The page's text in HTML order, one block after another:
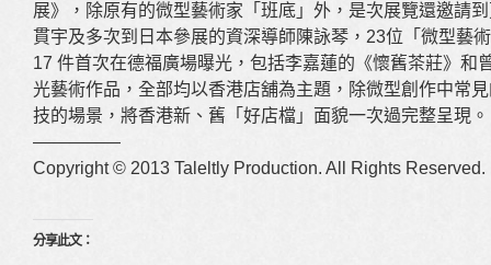
展》，除原有的微型藝術家「班底」外，是次展覽還邀請
貫宇及多次到日本參展的資深導師陳詠琴，23位「微型藝
17 件首次在德福廣場曝光，包括李嘉蓮的《懷舊茶莊》和
光藝術作品，全部均以香港店舖為主題，除微型創作中常
技的場景，將香港新、舊「好店檔」面貌一次過完整呈現。
—————
Copyright © 2013 Taleltly Production. All Rights Reserved.
分享此文：